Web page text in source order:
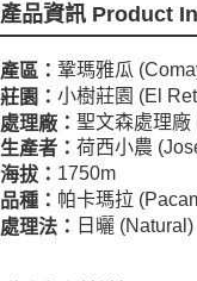
產品資訊 Product
產區： 鞏瑪雅瓜
莊園： 小樹莊園 (El
處理廠： 聖文森處理廠
生產者： 荷西小農
海拔： 1750m
品種： 帕卡瑪拉
處理法： 日曬 (Natural)